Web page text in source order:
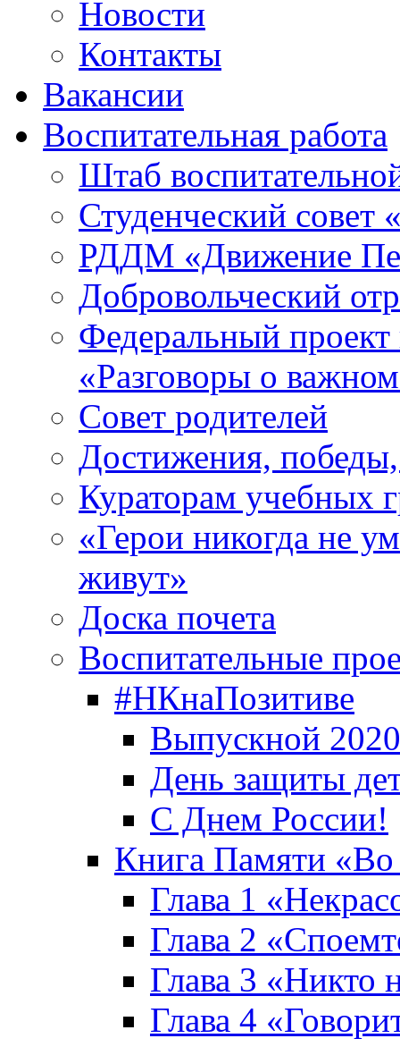
Новости
Контакты
Вакансии
Воспитательная работа
Штаб
Студенческий совет
РДДМ «Движение
Добровольческий
Федеральный
«Разговоры о
Совет родителей
Достижения,
Кураторам учебных
«Герои никогда не
живут»
Доска почета
Воспитательные
#НКнаПозитиве
Выпускной
День защиты
С Днем России!
Книга Памяти
Глава 1
Глава 2
Глава 3 «Никто
Глава 4